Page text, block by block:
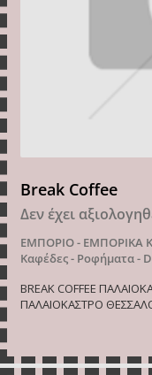
Break Coffee
Δεν έχει
ΕΜΠΟΡΙΟ - ΕΜΠΟΡΙΚΑ
Καφέδες - Ροφήματα -
BREAK COFFEE
ΠΑΛΑΙΟΚΑΣΤΡΟ